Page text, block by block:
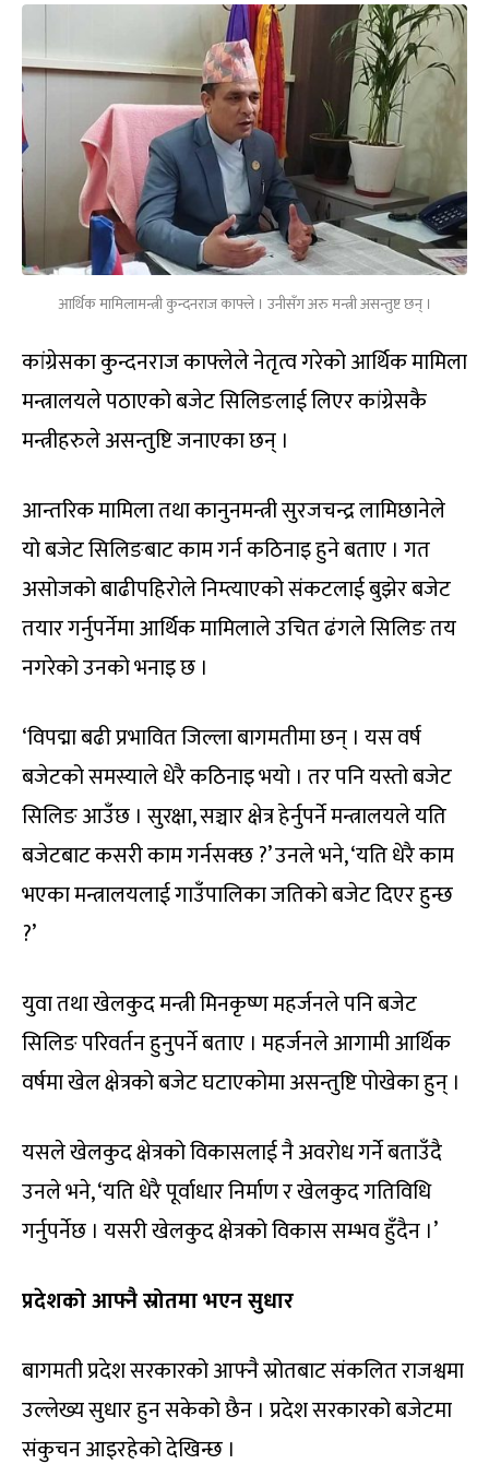
आर्थिक मामिलामन्त्री कुन्दनराज काफ्ले । उनीसँग अरु मन्त्री असन्तुष्ट छन् ।
कांग्रेसका कुन्दनराज काफ्लेले नेतृत्व गरेको आर्थिक मामिला
मन्त्रालयले पठाएको बजेट सिलिङलाई लिएर कांग्रेसकै
मन्त्रीहरुले असन्तुष्टि जनाएका छन् ।
आन्तरिक मामिला तथा कानुनमन्त्री सुरजचन्द्र लामिछानेले
यो बजेट सिलिङबाट काम गर्न कठिनाइ हुने बताए । गत
असोजको बाढीपहिरोले निम्त्याएको संकटलाई बुझेर बजेट
तयार गर्नुपर्नेमा आर्थिक मामिलाले उचित ढंगले सिलिङ तय
नगरेको उनको भनाइ छ ।
‘विपद्मा बढी प्रभावित जिल्ला बागमतीमा छन् । यस वर्ष
बजेटको समस्याले धेरै कठिनाइ भयो । तर पनि यस्तो बजेट
सिलिङ आउँछ । सुरक्षा, सञ्चार क्षेत्र हेर्नुपर्ने मन्त्रालयले यति
बजेटबाट कसरी काम गर्नसक्छ ?’ उनले भने, ‘यति धेरै काम
भएका मन्त्रालयलाई गाउँपालिका जतिको बजेट दिएर हुन्छ
?’
युवा तथा खेलकुद मन्त्री मिनकृष्ण महर्जनले पनि बजेट
सिलिङ परिवर्तन हुनुपर्ने बताए । महर्जनले आगामी आर्थिक
वर्षमा खेल क्षेत्रको बजेट घटाएकोमा असन्तुष्टि पोखेका हुन् ।
यसले खेलकुद क्षेत्रको विकासलाई नै अवरोध गर्ने बताउँदै
उनले भने, ‘यति धेरै पूर्वाधार निर्माण र खेलकुद गतिविधि
गर्नुपर्नेछ । यसरी खेलकुद क्षेत्रको विकास सम्भव हुँदैन ।’
प्रदेशको आफ्नै स्रोतमा भएन सुधार
बागमती प्रदेश सरकारको आफ्नै स्रोतबाट संकलित राजश्वमा
उल्लेख्य सुधार हुन सकेको छैन । प्रदेश सरकारको बजेटमा
संकुचन आइरहेको देखिन्छ ।